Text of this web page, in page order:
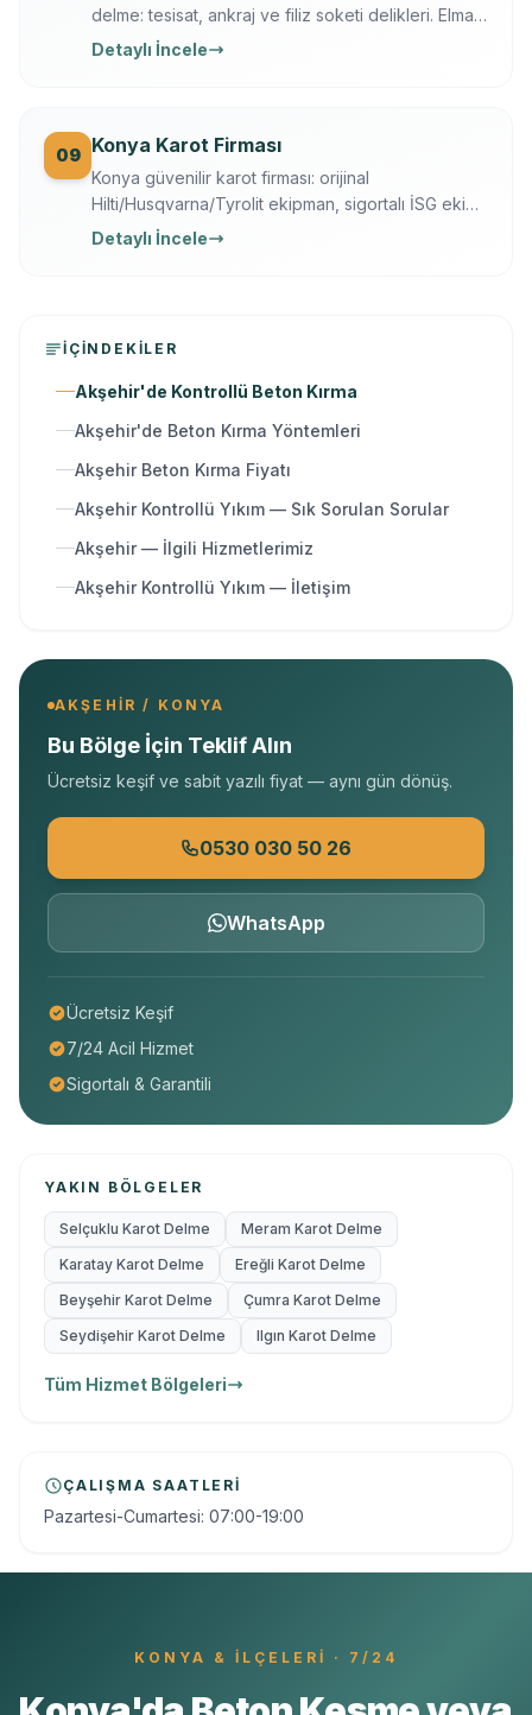
delme: tesisat, ankraj ve filiz soketi delikleri. Elmas
karot + darbeli teknik, Ferroscan ile donatı
Detaylı İncele
09 Konya Karot Firması
Konya güvenilir karot firması: orijinal
Hilti/Husqvarna/Tyrolit ekipman, sigortalı İSG ekip,
yazılı garanti, 7/24 ücretsiz keşif. Karot delme,
Detaylı İncele
İÇINDEKILER
Akşehir'de Kontrollü Beton Kırma
Akşehir'de Beton Kırma Yöntemleri
Akşehir Beton Kırma Fiyatı
Akşehir Kontrollü Yıkım — Sık Sorulan Sorular
Akşehir — İlgili Hizmetlerimiz
Akşehir Kontrollü Yıkım — İletişim
AKŞEHIR / KONYA
Bu Bölge İçin Teklif Alın
Ücretsiz keşif ve sabit yazılı fiyat — aynı gün dönüş.
0530 030 50 26
WhatsApp
Ücretsiz Keşif
7/24 Acil Hizmet
Sigortalı & Garantili
YAKIN BÖLGELER
Selçuklu Karot Delme
Meram Karot Delme
Karatay Karot Delme
Ereğli Karot Delme
Beyşehir Karot Delme
Çumra Karot Delme
Seydişehir Karot Delme
Ilgın Karot Delme
Tüm Hizmet Bölgeleri
ÇALIŞMA SAATLERI
Pazartesi-Cumartesi: 07:00-19:00
KONYA & İLÇELERI · 7/24